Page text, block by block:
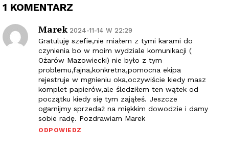
1 KOMENTARZ
Marek 2024-11-14 W 22:29
Gratuluję szefie,nie miałem z tymi karami do
czynienia bo w moim wydziale komunikacji (
Ożarów Mazowiecki) nie było z tym
problemu,fajna,konkretna,pomocna ekipa
rejestruje w mgnieniu oka,oczywiście kiedy masz
komplet papierów,ale śledziłem ten wątek od
początku kiedy się tym zająłeś. Jeszcze
ogarnijmy sprzedaż na miękkim dowodzie i damy
sobie radę. Pozdrawiam Marek
ODPOWIEDZ